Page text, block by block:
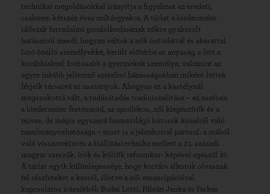
technikai megoldásokkal irányítja a figyelmet az eredeti,
csaknem kétszáz éves műtárgyakra. A tárlat a biedermeier
időszak forradalmi gondolkodásának nőkre gyakorolt
hatásairól mesél; hogyan váltak a nők öntudattal és akarattal
bíró önálló személyekké, került előtérbe az anyaság, s lett a
korábbiaknál fontosabb a gyermekek személye, valamint az
egyre inkább jellemző szerelmi házasságokban miként lettek
férjeik társaivá az asszonyok. Ahogyan az a kastélynál
megszokottá vált, a tudásátadás tradicionalitása – ez esetben
a biedermeier festésmód, az aprólékos, női kiegészítők és a
míves, de mégis egyszerű formavilágú bútorok közelről való
tanulmányozhatósága – most is a jelenkorral párosul: a mából
való visszatekintés a kiállítástechnika mellett a 21. századi
magyar szerzők, írók és költők reformkor- képével egészül ki.
A tárlat egyik különlegessége, hogy kortárs alkotók olvasnak
fel részleteket a korról, illetve a női emancipációval
kapcsolatos írásaikból: Budai Lotti, Fábián Janka és Farkas